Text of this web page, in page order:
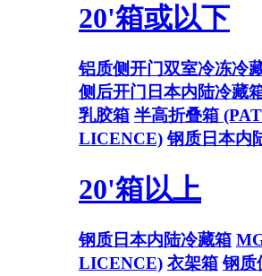
20'箱或以下
铝质侧开门双室冷冻冷
侧后开门日本内陆冷藏
乳胶箱 半高折叠箱
LICENCE) 钢质日本内
20'箱以上
钢质日本内陆冷藏箱
LICENCE) 衣架箱 钢质